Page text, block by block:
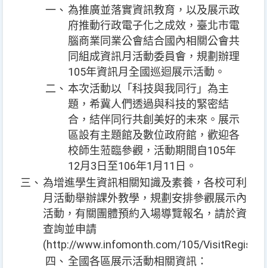
一、 為推廣並落實資訊教育，以及展示政
府推動行政電子化之成效，臺北市電
腦商業同業公會結合國內相關公會共
同組成資訊月活動委員會，規劃辦理
105年資訊月全國巡迴展示活動。
二、 本次活動以「科技與我同行」為主
題，希冀人們透過與科技的緊密結
合，結伴同行共創美好的未來。展示
區設有主題館及數位政府館，歡迎各
校師生蒞臨參觀，活動期間自105年
12月3日至106年1月11日。
三、 為增進學生資訊相關知識及素養，各校可利用
月活動舉辦課外教學，規劃安排參觀展示內容
活動，有關團體預約入場導覽報名，請於資訊
查詢並申請
(http://www.infomonth.com/105/
四、 全國各區展示活動相關資訊：